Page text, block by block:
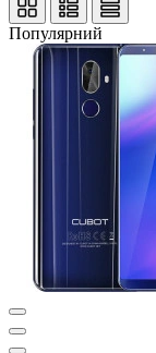
Популярний